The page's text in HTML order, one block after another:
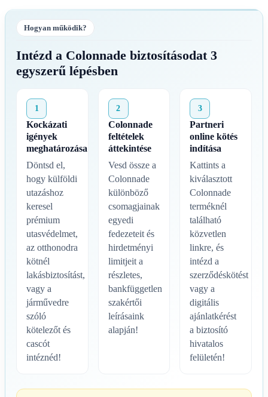
Hogyan működik?
Intézd a Colonnade biztosításodat 3
egyszerű lépésben
1
Kockázati
igények
meghatározása
Döntsd el,
hogy külföldi
utazáshoz
keresel
prémium
utasvédelmet,
az otthonodra
kötnél
lakásbiztosítást,
vagy a
járművedre
szóló
kötelezőt és
cascót
intéznéd!
2
Colonnade
feltételek
áttekintése
Vesd össze a
Colonnade
különböző
csomagjainak
egyedi
fedezeteit és
hirdetményi
limitjeit a
részletes,
bankfüggetlen
szakértői
leírásaink
alapján!
3
Partneri
online kötés
indítása
Kattints a
kiválasztott
Colonnade
terméknél
található
közvetlen
linkre, és
intézd a
szerződéskötést
vagy a
digitális
ajánlatkérést
a biztosító
hivatalos
felületén!